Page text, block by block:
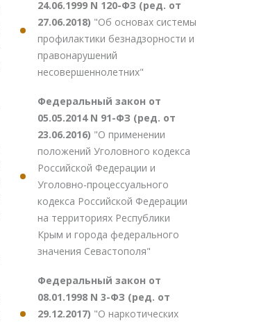
24.06.1999 N 120-ФЗ (ред. от
27.06.2018) "Об основах системы
профилактики безнадзорности и
правонарушений
несовершеннолетних"
Федеральный закон от
05.05.2014 N 91-ФЗ (ред. от
23.06.2016) "О применении
положений Уголовного кодекса
Российской Федерации и
Уголовно-процессуального
кодекса Российской Федерации
на территориях Республики
Крым и города федерального
значения Севастополя"
Федеральный закон от
08.01.1998 N 3-ФЗ (ред. от
29.12.2017) "О наркотических